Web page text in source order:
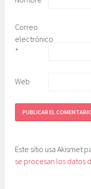
Correo
electrónico
*
Web
Este sitio usa Akismet
se procesan los datos